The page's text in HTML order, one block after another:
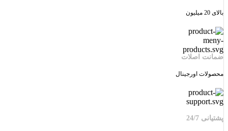
بالای 20 میلیون
ضمانت اصلات
محصولات اورجینال
پشتیانی 24/7